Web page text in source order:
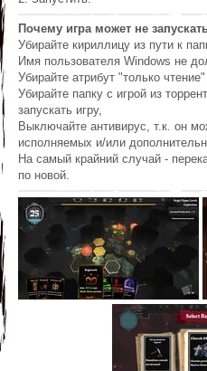
Почему игра может не
Убирайте кириллицу из пути к
Имя пользователя Windows не
Убирайте атрибут "только
Убирайте папку с игрой из
запускать игру,
Выключайте антивирус, т.к. он
исполняемых и/или
На самый крайний случай -
по новой.